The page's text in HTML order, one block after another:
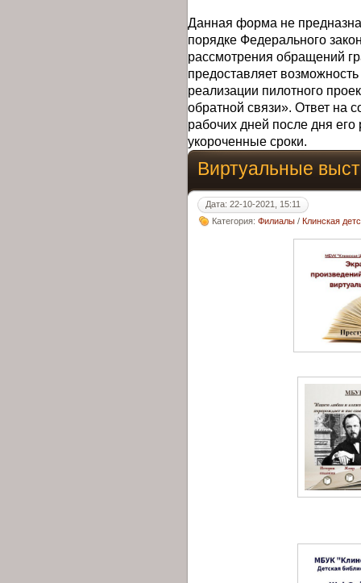
Данная форма не
порядке Федерального
рассмотрения обращений
предоставляет
реализации пилотного
обратной связи». Ответ на
рабочих дней после дня
укороченные сроки.
Виртуальные
Дата: 22-10-2021, 15:11
Категория: Филиалы / Клинская